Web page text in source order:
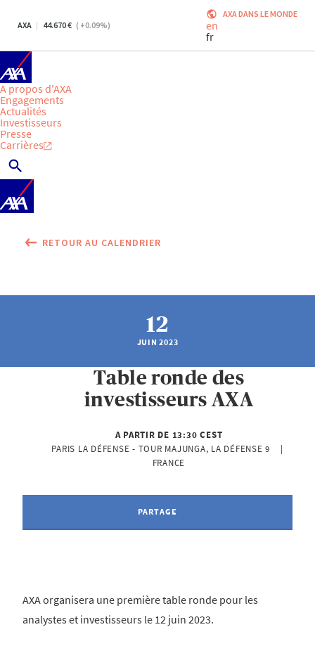
AXA 44.670 ( +0.09%)
AXA DANS LE MONDE
en
fr
A propos d'AXA
Engagements
Actualités
Investisseurs
Presse
Carrières
RETOUR AU CALENDRIER
12
JUIN 2023
Table ronde des
investisseurs AXA
A PARTIR DE 13:30 CEST
PARIS LA DÉFENSE - TOUR MAJUNGA, LA DÉFENSE 9    |
FRANCE
PARTAGE
AXA organisera une première table ronde pour les
analystes et investisseurs le 12 juin 2023.